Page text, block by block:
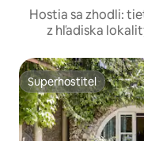
Hostia sa zhodli:
z hľadiska
Superhostiteľ
Superhostiteľ